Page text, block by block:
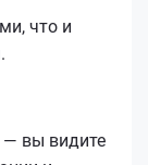
что и
— вы видите